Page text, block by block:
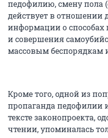
педофилию, смену пола
действует в отношении
информации о способах
и совершения
массовым беспорядкам
Кроме того, одной из
пропаганда педофилии
тексте законопроекта,
чтении, упоминалась